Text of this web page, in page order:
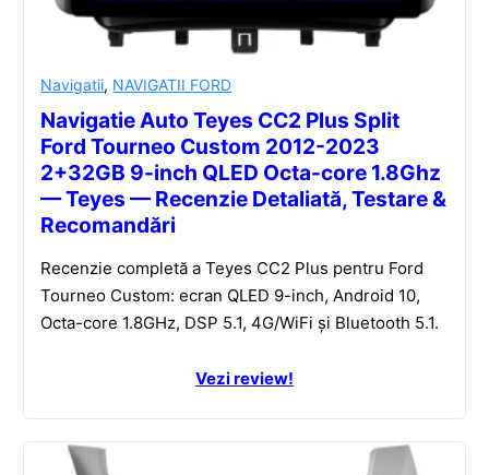
Navigatii, NAVIGATII FORD
Navigatie Auto Teyes CC2 Plus Split
Ford Tourneo Custom 2012-2023
2+32GB 9-inch QLED Octa-core 1.8Ghz
— Teyes — Recenzie Detaliată, Testare &
Recomandări
Recenzie completă a Teyes CC2 Plus pentru Ford
Tourneo Custom: ecran QLED 9-inch, Android 10,
Octa-core 1.8GHz, DSP 5.1, 4G/WiFi și Bluetooth 5.1.
Vezi review!